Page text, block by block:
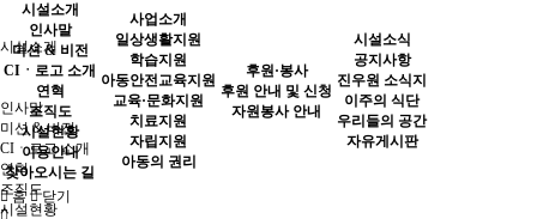
시설소개
인사말
미션 & 비전
CIㆍ로고 소개
연혁
조직도
시설현황
시설소개
인사말
미션 & 비전
CIㆍ로고 소개
연혁
조직도
시설현황
이용안내
찾아오시는 길
사업소개
일상생활지원
학습지원
아동안전교육지원
교육·문화지원
치료지원
자립지원
아동의 권리
후원·봉사
후원 안내 및 신청
자원봉사 안내
시설소식
공지사항
진우원 소식지
이주의 식단
우리들의 공간
자유게시판
홈 닫기